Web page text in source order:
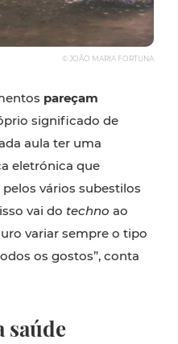
© JOÃO MARIA FORTUNA
pareçam
significado de
aula ter uma
eletrónica que
vários subestilos
vai do techno ao
variar sempre o tipo
os gostos”, conta
saúde